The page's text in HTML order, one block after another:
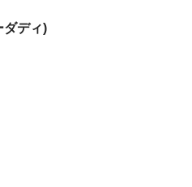
ディ)